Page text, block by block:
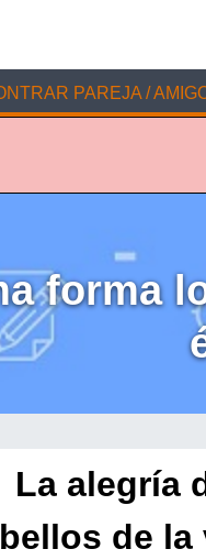
PAREJA /
forma
La alegría
bellos de la